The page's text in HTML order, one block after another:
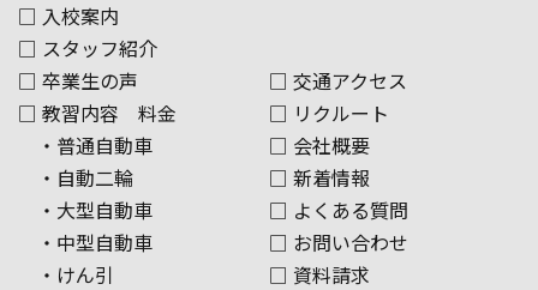
□ 入校案内
□ スタッフ紹介
□ 卒業生の声
□ 教習内容 料金
・普通自動車
・自動二輪
・大型自動車
・中型自動車
・けん引
□ 交通アクセス
□ リクルート
□ 会社概要
□ 新着情報
□ よくある質問
□ お問い合わせ
□ 資料請求